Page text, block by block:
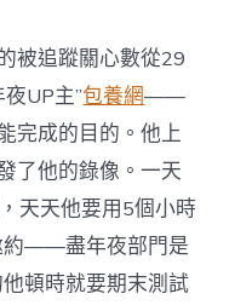
追蹤關心數從29
UP主”包養網——
完成的目的。他上
了他的錄像。一天
天天他要用5個小時
約——盡年夜部門是
頓時就要期末測試